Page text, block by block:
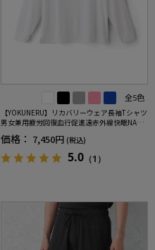
全5色
【YOKUNERU】リカバリーウェア長袖Tシャツ
男女兼用疲労回復血行促進遠赤外線快眠NANO
MIX(R)【一般医療機器】SS～LLサイズ
価格： 7,450円 (税込)
5.0 （1）